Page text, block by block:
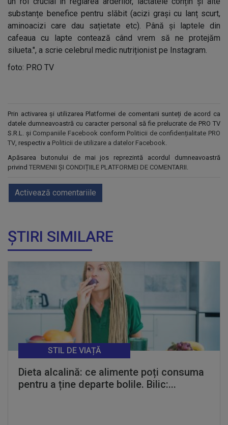
substanțe benefice pentru slăbit (acizi grași cu lanț scurt,
aminoacizi care dau sațietate etc). Până și laptele din
cafeaua cu lapte contează când vrem să ne protejăm
silueta.", a scrie celebrul medic nutriționist pe Instagram.
foto: PRO TV
Prin activarea și utilizarea Platformei de comentarii sunteți de acord ca
datele dumneavoastră cu caracter personal să fie prelucrate de PRO TV
S.R.L. și Companiile Facebook conform Politicii de confidențialitate PRO
TV, respectiv a Politicii de utilizare a datelor Facebook.
Apăsarea butonului de mai jos reprezintă acordul dumneavoastră
privind TERMENII ȘI CONDIȚIILE PLATFORMEI DE COMENTARII.
Activează comentariile
ȘTIRI SIMILARE
Dieta alcalină: ce alimente poți consuma
pentru a ține departe bolile. Bilic:...
STIL DE VIAȚĂ